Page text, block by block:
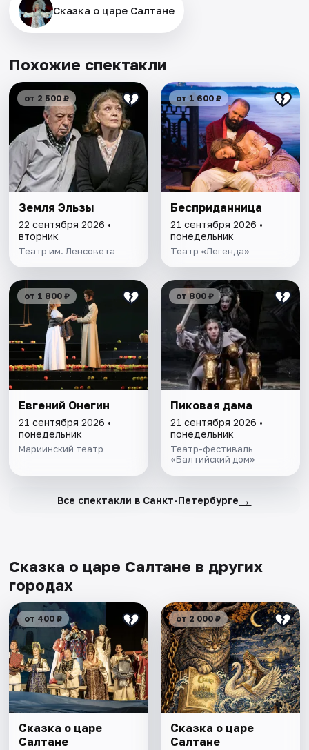
Сказка о царе Салтане
Похожие спектакли
от 2 500 ₽
Земля Эльзы
22 сентября 2026 •
вторник
Театр им. Ленсовета
от 1 600 ₽
Бесприданница
21 сентября 2026 •
понедельник
Театр «Легенда»
от 1 800 ₽
Евгений Онегин
21 сентября 2026 •
понедельник
Мариинский театр
от 800 ₽
Пиковая дама
21 сентября 2026 •
понедельник
Театр-фестиваль
«Балтийский дом»
Все спектакли в Санкт-Петербурге →
Сказка о царе Салтане в других
городах
от 400 ₽
Сказка о царе
Салтане
от 2 000 ₽
Сказка о царе
Салтане